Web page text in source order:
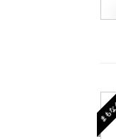
まも